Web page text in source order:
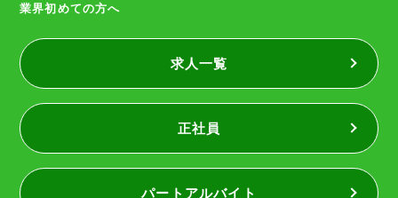
業界初めての方へ
求人一覧
正社員
パートアルバイト